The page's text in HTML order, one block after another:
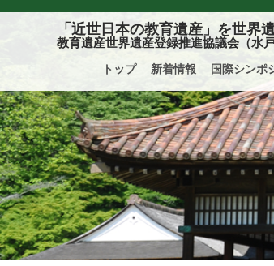
このページの本文へ
「近世日本の教育遺産」を世界
教育遺産世界遺産登録推進協議会（水
トップ 新着情報 国際シンポ